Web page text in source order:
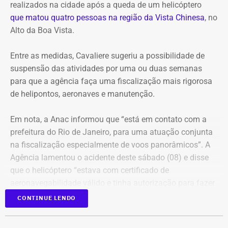
“Temos até 2039 (ano do bicentenário do escritor) para
criar o roteiro. É uma homenagem justa, mais do que
merecida”, diz Nireu, de 82 anos, que tem uma relação de
escritor ainda garoto, em Alagoas, onde nasceu.
discutir o chamado Projeto Orla, com participação de
moradores, comerciantes, trabalhadores e visitantes.
realizados na cidade após a queda de um helicóptero
que matou quatro pessoas na região da Vista Chinesa, no
Alto da Boa Vista.
Entre as medidas, Cavaliere sugeriu a possibilidade de
suspensão das atividades por uma ou duas semanas
para que a agência faça uma fiscalização mais rigorosa
de helipontos, aeronaves e manutenção.
Em nota, a Anac informou que “está em contato com a
prefeitura do Rio de Janeiro, para uma atuação conjunta
na fiscalização especialmente de voos panorâmicos”. A
Agência lamentou o acidente deste sábado (08) e disse
que o helicóptero “estava com certificado de
serviço aéreo especializado (SAE) de voo panorâmico,
conforme informações do Registro Aeronáutico Brasileiro
CONTINUE LENDO